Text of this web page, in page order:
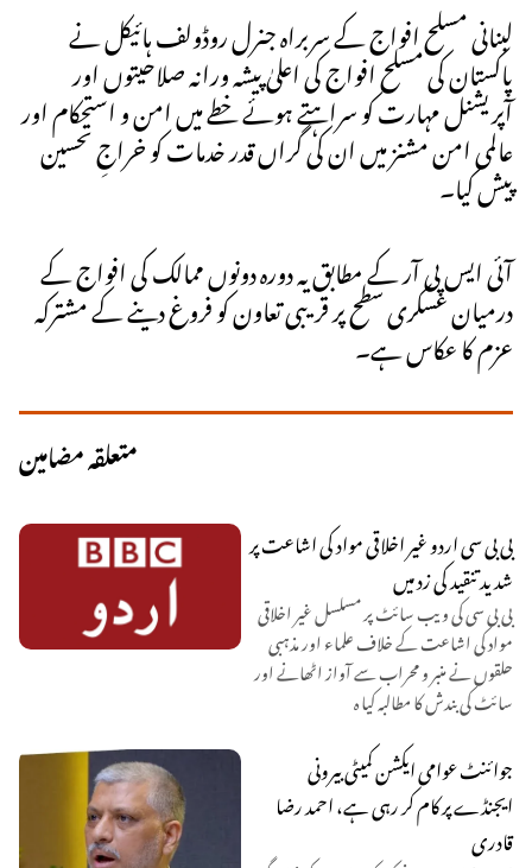
لبنانی مسلح افواج کے سربراہ جنرل روڈولف ہائیکل نے
پاکستان کی مسلح افواج کی اعلیٰ پیشہ ورانہ صلاحیتوں اور
آپریشنل مہارت کو سراہتے ہوئے خطے میں امن و استحکام اور
عالمی امن مشنز میں ان کی گراں قدر خدمات کو خراجِ تحسین
پیش کیا۔
آئی ایس پی آر کے مطابق یہ دورہ دونوں ممالک کی افواج کے
درمیان عسکری سطح پر قریبی تعاون کو فروغ دینے کے مشترکہ
عزم کا عکاس ہے۔
متعلقہ مضامین
بی بی سی اردو غیر اخلاقی مواد کی اشاعت پر
شدید تنقید کی زد میں
بی بی سی کی ویب سائٹ پر مسلسل غیر اخلاقی
مواد کی اشاعت کے خلاف علماء اور مذہبی
حلقوں نے منبر و محراب سے آواز اٹھانے اور
سائٹ کی بندش کا مطالبہ کیا ہ
جوائنٹ عوامی ایکشن کمیٹی بیرونی
ایجنڈے پر کام کر رہی ہے، احمد رضا
قادری